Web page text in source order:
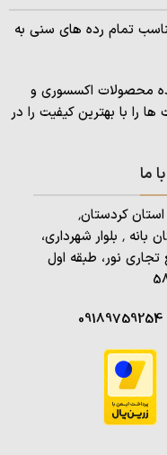
تمام رده های سنی به
محصولات اکسسوری و
را با بهترین کیفیت را در
ما
آدرس: استان کردستان٬
شهرستان بانه ٬ بلوار شهرداری،
نور، طبقه اول
09189759254